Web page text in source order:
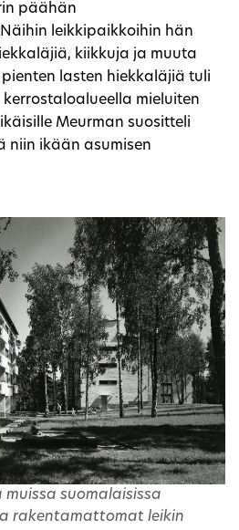
päähän
leikkipaikkoihin hän
kiikkuja ja muuta
lasten hiekkaläjiä tuli
mieluiten
Meurman suositteli
niin ikään asumisen
muissa suomalaisissa
rakentamattomat leikin